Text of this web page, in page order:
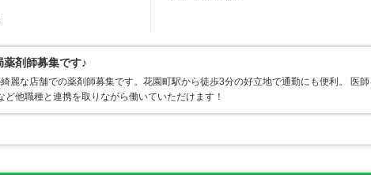
剤師募集です♪
麗な店舗での薬剤師募集です。花園町駅から徒歩3分の好立地で通勤にも便利。 医師
他職種と連携を取りながら働いていただけます！